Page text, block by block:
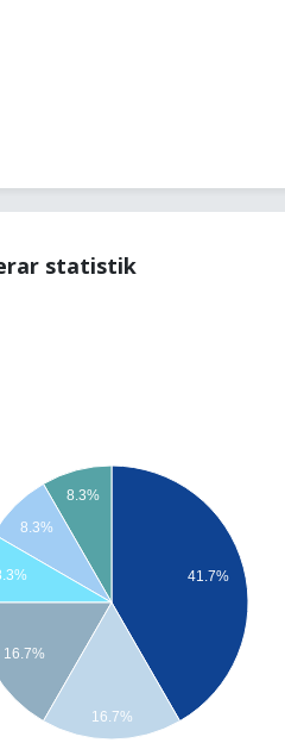
statistik
41.7%
8.3%
8.3%
16.7%
16.7%